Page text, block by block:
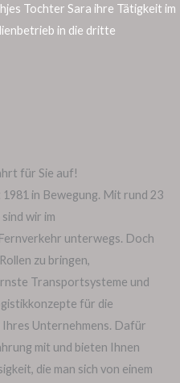
Tochter Sara ihre Tätigkeit im
in die dritte
für Sie auf!
in Bewegung. Mit rund 23
wir im
unterwegs. Doch
zu bringen,
Transportsysteme und
für die
Unternehmens. Dafür
mit und bieten Ihnen
die man sich von einem